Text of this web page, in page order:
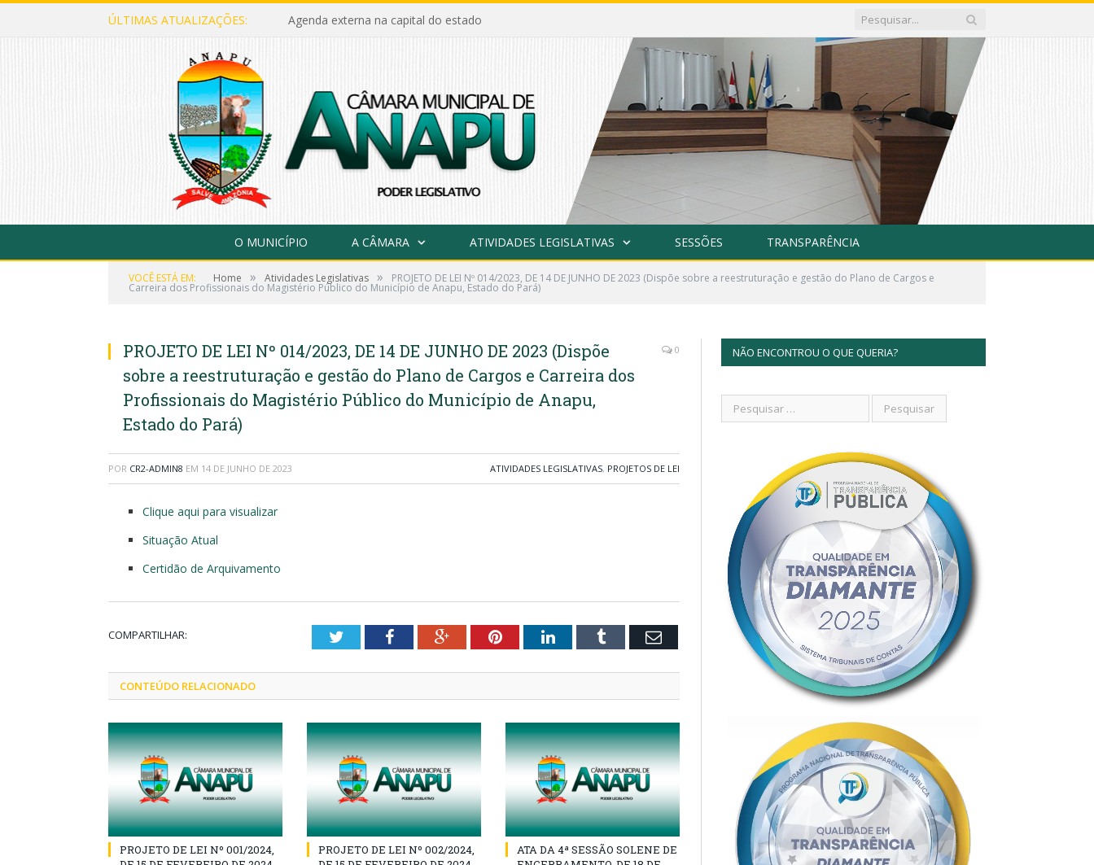
ÚLTIMAS ATUALIZAÇÕES: Agenda externa na capital do estado
O MUNICÍPIO A CÂMARA ATIVIDADES LEGISLATIVAS SESSÕES TRANSPARÊNCIA
VOCÊ ESTÁ EM: Home » Atividades Legislativas » PROJETO DE LEI Nº 014/2023, DE 14 DE JUNHO DE 2023 (Dispõe sobre a reestruturação e gestão do Plano de Cargos e
Carreira dos Profissionais do Magistério Público do Município de Anapu, Estado do Pará)
PROJETO DE LEI Nº 014/2023, DE 14 DE JUNHO DE 2023 (Dispõe
sobre a reestruturação e gestão do Plano de Cargos e Carreira dos
Profissionais do Magistério Público do Município de Anapu,
Estado do Pará)
0
POR CR2-ADMIN8 EM 14 DE JUNHO DE 2023 ATIVIDADES LEGISLATIVAS, PROJETOS DE LEI
Clique aqui para visualizar
Situação Atual
Certidão de Arquivamento
COMPARTILHAR: TwitterFacebookGoogle+PinterestLinkedInTumblr Email
CONTEÚDO RELACIONADO
PROJETO DE LEI Nº 001/2024,
PROJETO DE LEI Nº 002/2024,
ATA DA 4ª SESSÃO SOLENE DE
NÃO ENCONTROU O QUE QUERIA?